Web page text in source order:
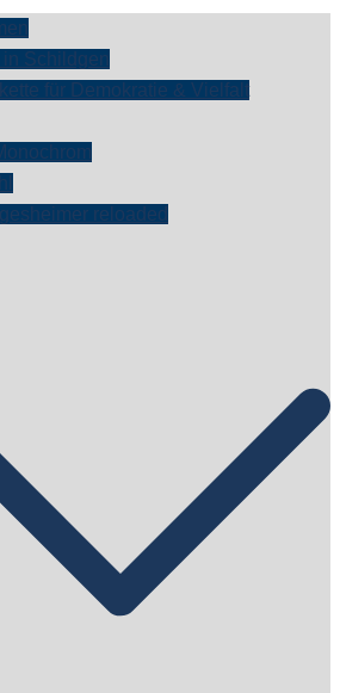
in Schildgen
für Demokratie & Vielfalt
reloaded